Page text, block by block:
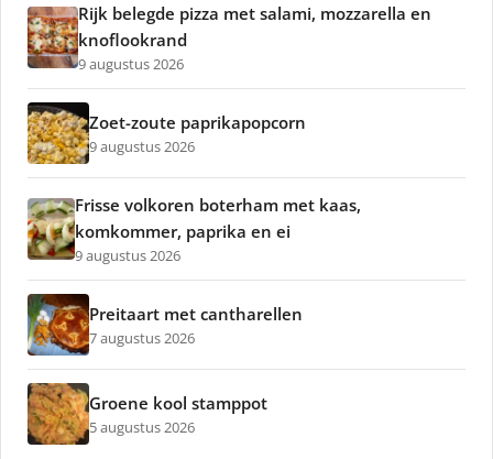
Rijk belegde pizza met salami, mozzarella en
knoflookrand
9 augustus 2026
Zoet-zoute paprikapopcorn
9 augustus 2026
Frisse volkoren boterham met kaas,
komkommer, paprika en ei
9 augustus 2026
Preitaart met cantharellen
7 augustus 2026
Groene kool stamppot
5 augustus 2026